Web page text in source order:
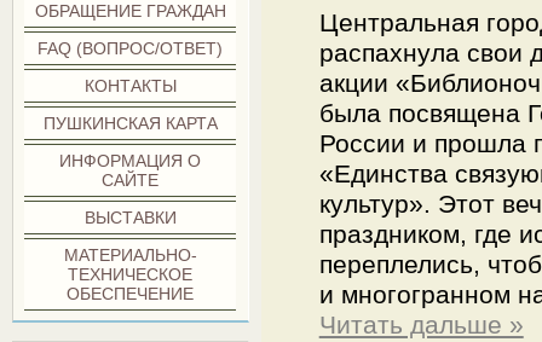
ОБРАЩЕНИЕ ГРАЖДАН
FAQ (ВОПРОС/ОТВЕТ)
КОНТАКТЫ
ПУШКИНСКАЯ КАРТА
ИНФОРМАЦИЯ О
САЙТЕ
ВЫСТАВКИ
МАТЕРИАЛЬНО-
ТЕХНИЧЕСКОЕ
ОБЕСПЕЧЕНИЕ
Центральная
распахнула свои
акции
была посвящена
России и прошла
«Единства
культур». Этот
праздником, где
переплелись,
и многогранном
Читать дальше »